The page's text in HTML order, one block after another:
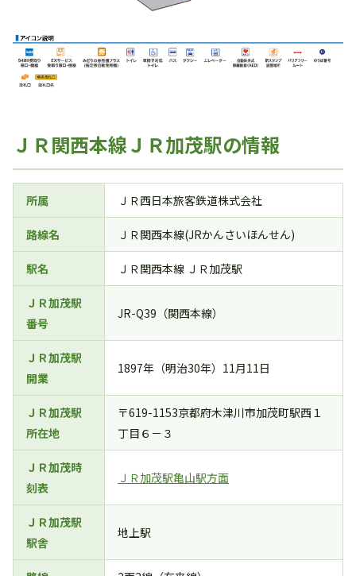
ＪＲ関西本線ＪＲ加茂駅の情報
所属 ＪＲ西日本旅客鉄道株式会社
路線名 ＪＲ関西本線(JRかんさいほんせん)
駅名 ＪＲ関西本線 ＪＲ加茂駅
ＪＲ加茂駅
番号
JR-Q39（関西本線）
ＪＲ加茂駅
開業
1897年（明治30年）11月11日
ＪＲ加茂駅
所在地
〒619-1153京都府木津川市加茂町駅西１
丁目６－３
ＪＲ加茂時
刻表
ＪＲ加茂駅亀山駅方面
ＪＲ加茂駅
駅舎
地上駅